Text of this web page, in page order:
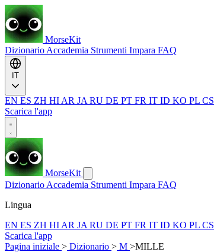
MorseKit
Dizionario Accademia Strumenti Impara FAQ
EN ES ZH HI AR JA RU DE PT FR IT ID KO PL CS
Scarica l'app
MorseKit
Dizionario Accademia Strumenti Impara FAQ
Lingua
EN ES ZH HI AR JA RU DE PT FR IT ID KO PL CS
Scarica l'app
Pagina iniziale > Dizionario > M >MILLE